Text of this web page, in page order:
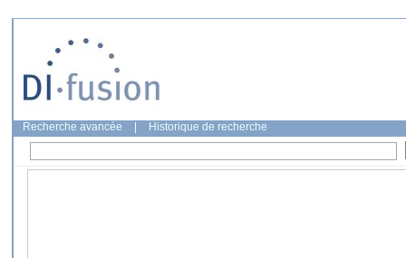
Recherche avancée Historique de recherche